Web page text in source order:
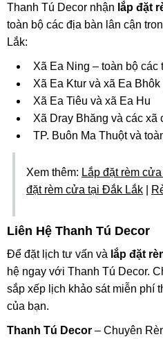
Thanh Tú Decor nhận lắp đặt
toàn bộ các địa bàn lân cận
Lắk:
Xã Ea Ning – toàn bộ các
Xã Ea Ktur và xã Ea
Xã Ea Tiêu và xã Ea Hu
Xã Dray Bhăng và các
TP. Buôn Ma Thuột và
Xem thêm: Lắp đặt rèm
đặt rèm cửa tại Đắk Lắk
Liên Hệ Thanh Tú Decor
Để đặt lịch tư vấn và lắp đặt
hệ ngay với Thanh Tú Decor.
sắp xếp lịch khảo sát miễn phí
của bạn.
Thanh Tú Decor – Chuyên